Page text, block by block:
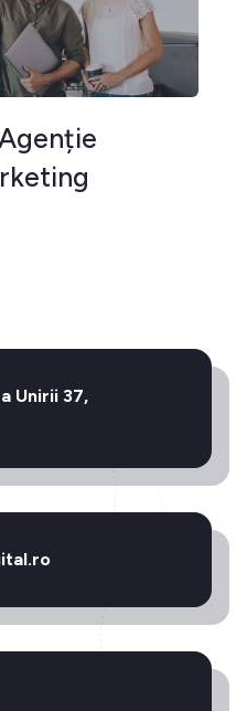
Unirii 37,